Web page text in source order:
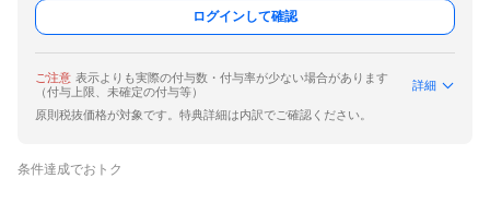
ログインして確認
ご注意 表示よりも実際の付与数・付与率が少ない場合があります
（付与上限、未確定の付与等）
詳細
原則税抜価格が対象です。特典詳細は内訳でご確認ください。
条件達成でおトク